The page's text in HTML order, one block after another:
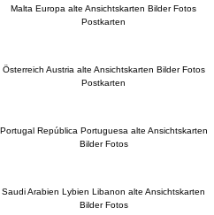
Malta Europa alte Ansichtskarten Bilder Fotos
Postkarten
Österreich Austria alte Ansichtskarten Bilder Fotos
Postkarten
Portugal República Portuguesa alte Ansichtskarten
Bilder Fotos
Saudi Arabien Lybien Libanon alte Ansichtskarten
Bilder Fotos